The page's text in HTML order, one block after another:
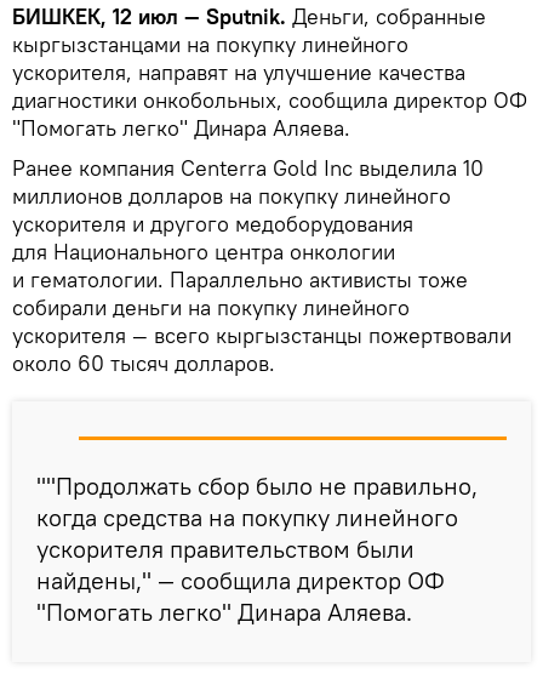
БИШКЕК, 12 июл — Sputnik. Деньги, собранные
кыргызстанцами на покупку линейного
ускорителя, направят на улучшение качества
диагностики онкобольных, сообщила директор ОФ
"Помогать легко" Динара Аляева.
Ранее компания Centerra Gold Inс выделила 10
миллионов долларов на покупку линейного
ускорителя и другого медоборудования
для Национального центра онкологии
и гематологии. Параллельно активисты тоже
собирали деньги на покупку линейного
ускорителя — всего кыргызстанцы пожертвовали
около 60 тысяч долларов.
""Продолжать сбор было не правильно,
когда средства на покупку линейного
ускорителя правительством были
найдены," — сообщила директор ОФ
"Помогать легко" Динара Аляева.